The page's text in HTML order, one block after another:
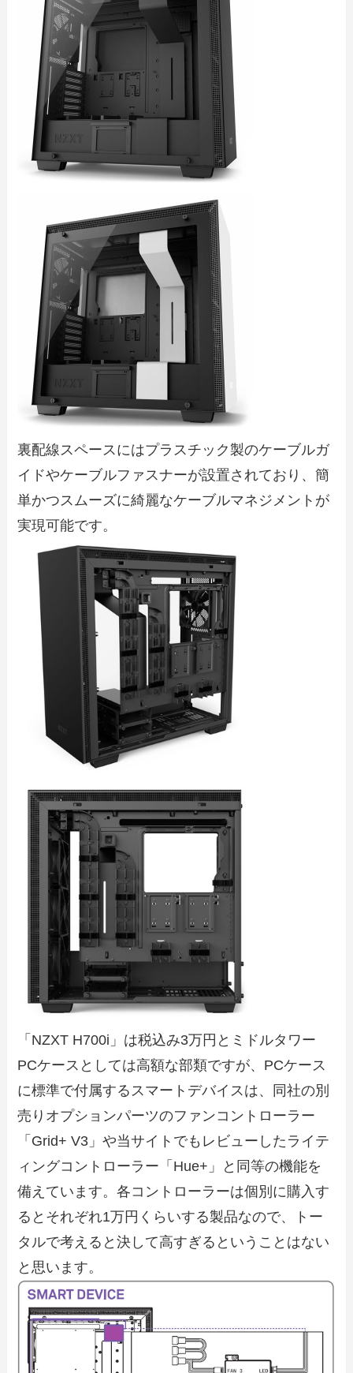
裏配線スペースにはプラスチック製のケーブルガ
イドやケーブルファスナーが設置されており、簡
単かつスムーズに綺麗なケーブルマネジメントが
実現可能です。
「NZXT H700i」は税込み3万円とミドルタワー
PCケースとしては高額な部類ですが、PCケース
に標準で付属するスマートデバイスは、同社の別
売りオプションパーツのファンコントローラー
「Grid+ V3」や当サイトでもレビューしたライテ
ィングコントローラー「Hue+」と同等の機能を
備えています。各コントローラーは個別に購入す
るとそれぞれ1万円くらいする製品なので、トー
タルで考えると決して高すぎるということはない
と思います。